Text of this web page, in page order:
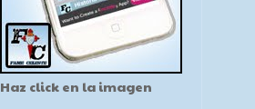
Haz click en la imagen